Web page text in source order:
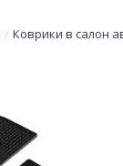
/ Коврики в салон